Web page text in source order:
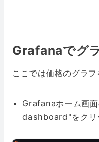
Grafanaでグ
ここでは価格のグラフ
Grafanaホーム画
dashboard"をクリ